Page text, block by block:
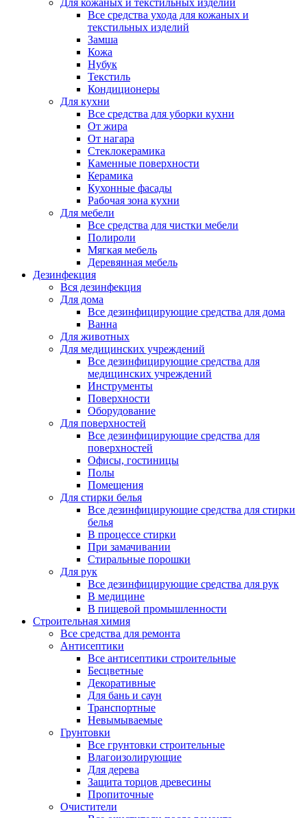
Для кожаных и текстильных изделий
Все средства ухода для кожаных и
текстильных изделий
Замша
Кожа
Нубук
Текстиль
Кондиционеры
Для кухни
Все средства для уборки кухни
От жира
От нагара
Стеклокерамика
Каменные поверхности
Керамика
Кухонные фасады
Рабочая зона кухни
Для мебели
Все средства для чистки мебели
Полироли
Мягкая мебель
Деревянная мебель
Дезинфекция
Вся дезинфекция
Для дома
Все дезинфицирующие средства для дома
Ванна
Для животных
Для медицинских учреждений
Все дезинфицирующие средства для
медицинских учреждений
Инструменты
Поверхности
Оборудование
Для поверхностей
Все дезинфицирующие средства для
поверхностей
Офисы, гостиницы
Полы
Помещения
Для стирки белья
Все дезинфицирующие средства для стирки
белья
В процессе стирки
При замачивании
Стиральные порошки
Для рук
Все дезинфицирующие средства для рук
В медицине
В пищевой промышленности
Строительная химия
Все средства для ремонта
Антисептики
Все антисептики строительные
Бесцветные
Декоративные
Для бань и саун
Транспортные
Невымываемые
Грунтовки
Все грунтовки строительные
Влагоизолирующие
Для дерева
Защита торцов древесины
Пропиточные
Очистители